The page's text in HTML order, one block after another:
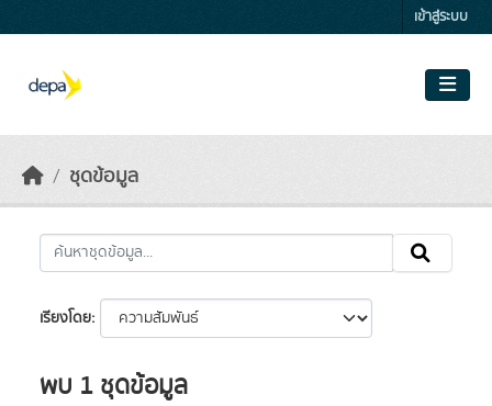
เข้าสู่ระบบ
ชุดข้อมูล
เรียงโดย
พบ 1 ชุดข้อมูล